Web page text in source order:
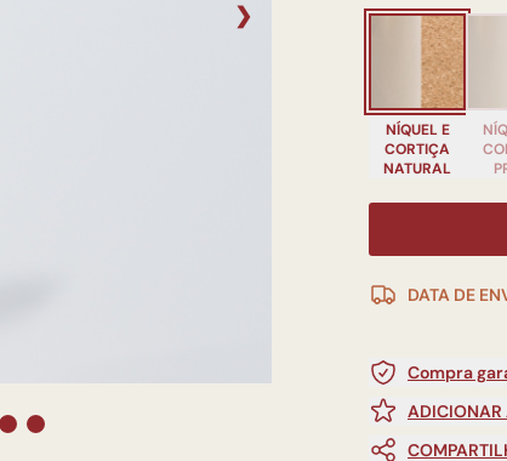
❯
NÍQUEL E
CORTIÇA
NATURAL
DATA DE
Compra
ADICIONAR